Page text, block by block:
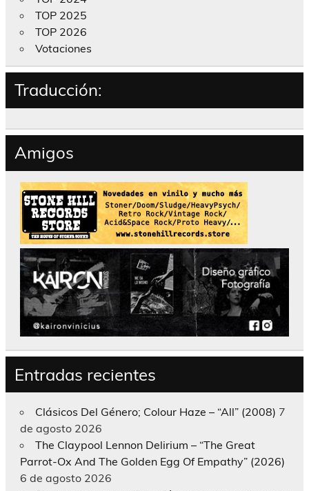
TOP 2025
TOP 2026
Votaciones
Traducción:
Amigos
Entradas recientes
Clásicos Del Género; Colour Haze – “All” (2008) 7
de agosto 2026
The Claypool Lennon Delirium – “The Great
Parrot-Ox And The Golden Egg Of Empathy” (2026)
6 de agosto 2026